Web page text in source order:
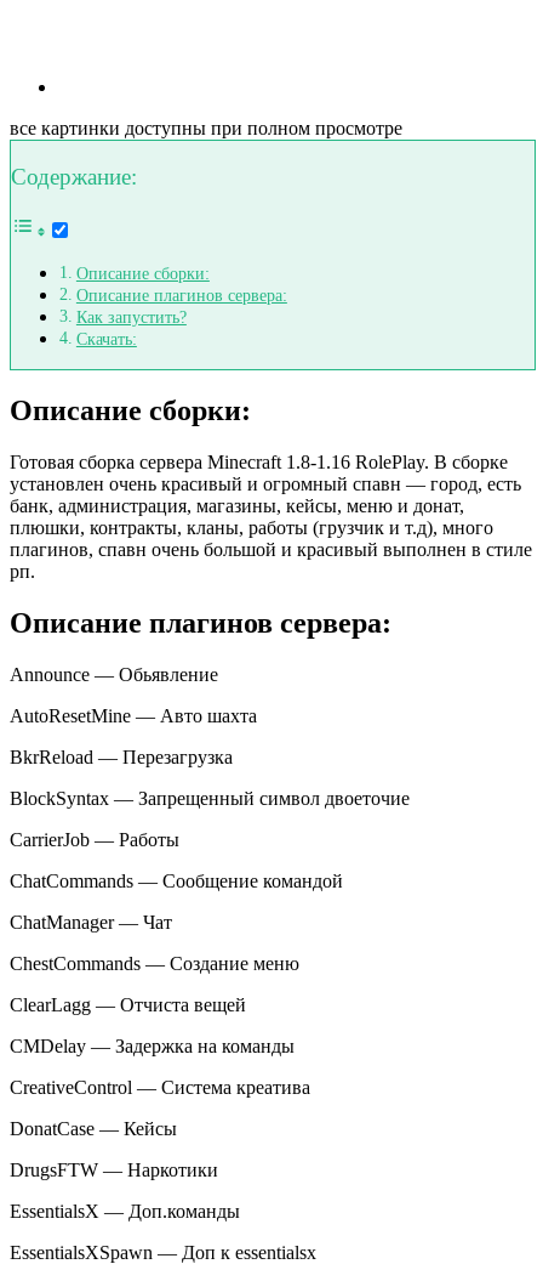
все картинки доступны при полном просмотре
Содержание:
Описание сборки:
Описание плагинов сервера:
Как запустить?
Скачать:
Описание сборки:
Готовая сборка сервера Minecraft 1.8-1.16 RolePlay. В сборке
установлен очень красивый и огромный спавн — город, есть
банк, администрация, магазины, кейсы, меню и донат,
плюшки, контракты, кланы, работы (грузчик и т.д), много
плагинов, спавн очень большой и красивый выполнен в стиле
рп.
Описание плагинов сервера:
Announce — Обьявление
AutoResetMine — Авто шахта
BkrReload — Перезагрузка
BlockSyntax — Запрещенный символ двоеточие
CarrierJob — Работы
ChatCommands — Сообщение командой
ChatManager — Чат
ChestCommands — Создание меню
ClearLagg — Отчиста вещей
CMDelay — Задержка на команды
CreativeControl — Система креатива
DonatCase — Кейсы
DrugsFTW — Наркотики
EssentialsX — Доп.команды
EssentialsXSpawn — Доп к essentialsx